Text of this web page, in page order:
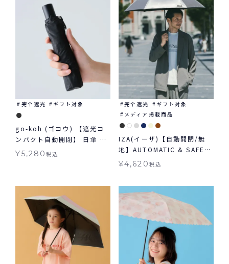
完全遮光 ギフト対象
go-koh (ゴコウ) 【遮光コ
ンパクト自動開閉】 日傘 折
りたたみ 晴雨兼用 ギフト対
¥5,280税込
完全遮光
ギフト対象
メディア掲載商品
IZA(イーザ)【自動開閉/無
地】AUTOMATIC & SAFE
オートマティック＆セーフ
¥4,620 税込